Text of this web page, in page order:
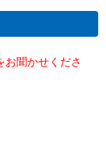
聞かせくださ